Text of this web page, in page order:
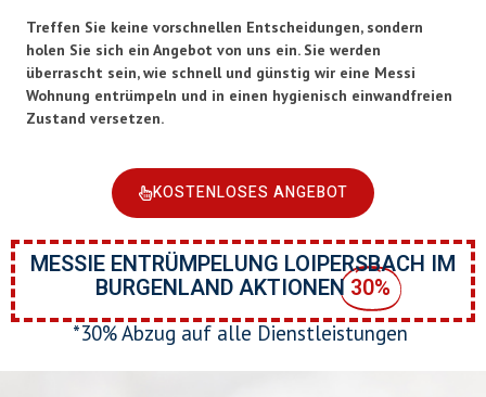
Treffen Sie keine vorschnellen Entscheidungen, sondern
holen Sie sich ein Angebot von uns ein. Sie werden
überrascht sein, wie schnell und günstig wir eine Messi
Wohnung entrümpeln und in einen hygienisch einwandfreien
Zustand versetzen.
KOSTENLOSES ANGEBOT
MESSIE ENTRÜMPELUNG LOIPERSBACH IM
BURGENLAND AKTIONEN30%
*30% Abzug auf alle Dienstleistungen